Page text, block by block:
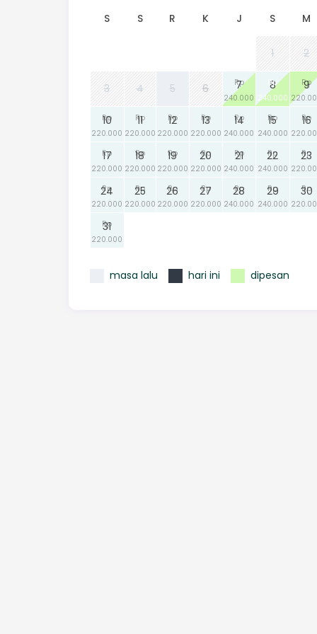
S S R K J S M
1 2
3 4 5 6 7
Rp
240.000
8
Rp
240.000
9
Rp
10
Rp
220.000
11
Rp
220.000
12
Rp
220.000
13
Rp
220.000
14
Rp
240.000
15
Rp
240.000
16
Rp
17
Rp
220.000
18
Rp
220.000
19
Rp
220.000
20
Rp
220.000
21
Rp
240.000
22
Rp
240.000
23
Rp
24
Rp
220.000
25
Rp
220.000
26
Rp
220.000
27
Rp
220.000
28
Rp
240.000
29
Rp
240.000
30
Rp
31
Rp
220.000
masa lalu hari ini dipesan